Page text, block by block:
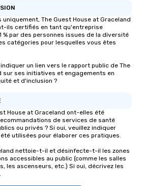
The Guest House at Graceland
ils certifiés en tant qu'entreprise
% par des personnes issues de la diversité
catégories pour lesquelles vous êtes
un lien vers le rapport public de The
sur ses initiatives et engagements en
et d'inclusion ?
House at Graceland ont-elles été
de services de santé
ou privés ? Si oui, veuillez indiquer
utilisées pour élaborer ces pratiques.
nettoie-t-il et désinfecte-t-il les zones
accessibles au public (comme les salles
les ascenseurs, etc.) Si oui, décrivez les